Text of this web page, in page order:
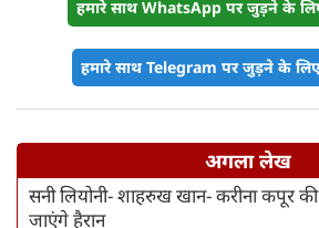
हमारे साथ WhatsApp पर जुड़ने के
हमारे साथ Telegram पर जुड़ने के
अगला लेख
सनी लियोनी- शाहरुख खान- करीना कपूर
जाएंगे हैरान